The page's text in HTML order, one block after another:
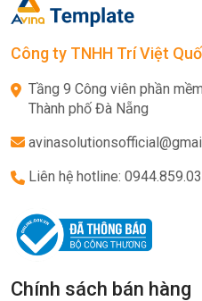
Công ty TNHH Trí Việt
Tầng 9 Công viên phần
Thành phố Đà Nẵng
Liên hệ hotline:
Chính sách bán hàng